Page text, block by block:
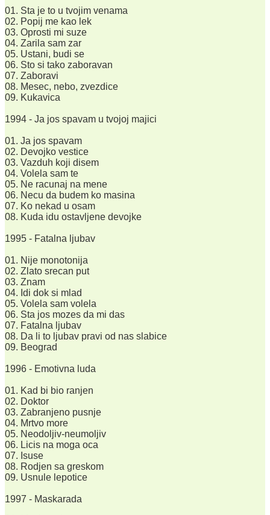
01. Sta je to u tvojim venama
02. Popij me kao lek
03. Oprosti mi suze
04. Zarila sam zar
05. Ustani, budi se
06. Sto si tako zaboravan
07. Zaboravi
08. Mesec, nebo, zvezdice
09. Kukavica
1994 - Ja jos spavam u tvojoj majici
01. Ja jos spavam
02. Devojko vestice
03. Vazduh koji disem
04. Volela sam te
05. Ne racunaj na mene
06. Necu da budem ko masina
07. Ko nekad u osam
08. Kuda idu ostavljene devojke
1995 - Fatalna ljubav
01. Nije monotonija
02. Zlato srecan put
03. Znam
04. Idi dok si mlad
05. Volela sam volela
06. Sta jos mozes da mi das
07. Fatalna ljubav
08. Da li to ljubav pravi od nas slabice
09. Beograd
1996 - Emotivna luda
01. Kad bi bio ranjen
02. Doktor
03. Zabranjeno pusnje
04. Mrtvo more
05. Neodoljiv-neumoljiv
06. Licis na moga oca
07. Isuse
08. Rodjen sa greskom
09. Usnule lepotice
1997 - Maskarada